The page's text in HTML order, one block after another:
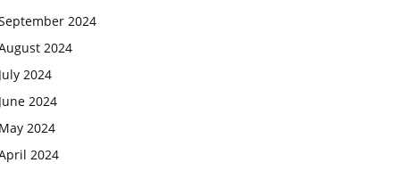
2024
2024
2024
2024
2024
2024